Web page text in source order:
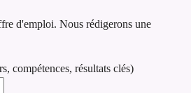
d'emploi. Nous rédigerons une
compétences, résultats clés)